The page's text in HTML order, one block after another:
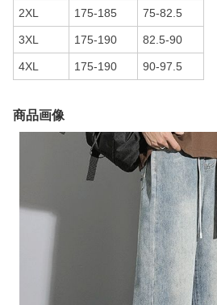
2XL 175-185 75-82.5
3XL 175-190 82.5-90
4XL 175-190 90-97.5
商品画像